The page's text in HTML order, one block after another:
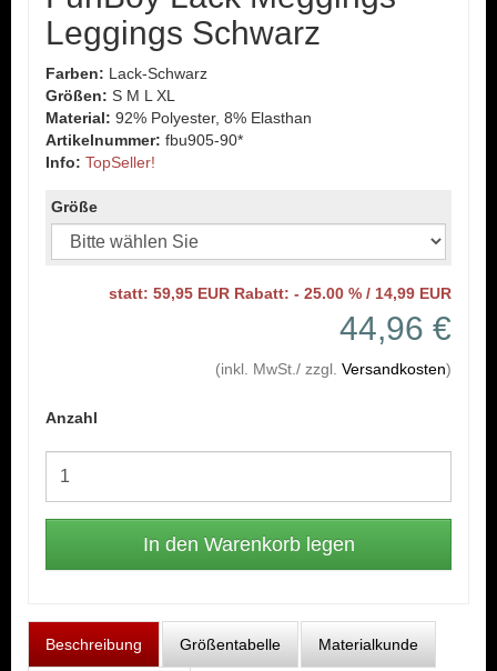
Leggings Schwarz
Farben: Lack-Schwarz
Größen: S M L XL
Material: 92% Polyester, 8% Elasthan
Artikelnummer: fbu905-90*
Info: TopSeller!
Größe
statt: 59,95 EUR Rabatt: - 25.00 % / 14,99 EUR
44,96 €
(inkl. MwSt./ zzgl. Versandkosten)
Anzahl
Beschreibung Größentabelle Materialkunde